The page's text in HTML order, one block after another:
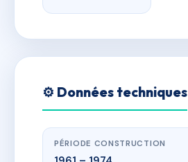
⚙️ Données techniques
PÉRIODE CONSTRUCTION